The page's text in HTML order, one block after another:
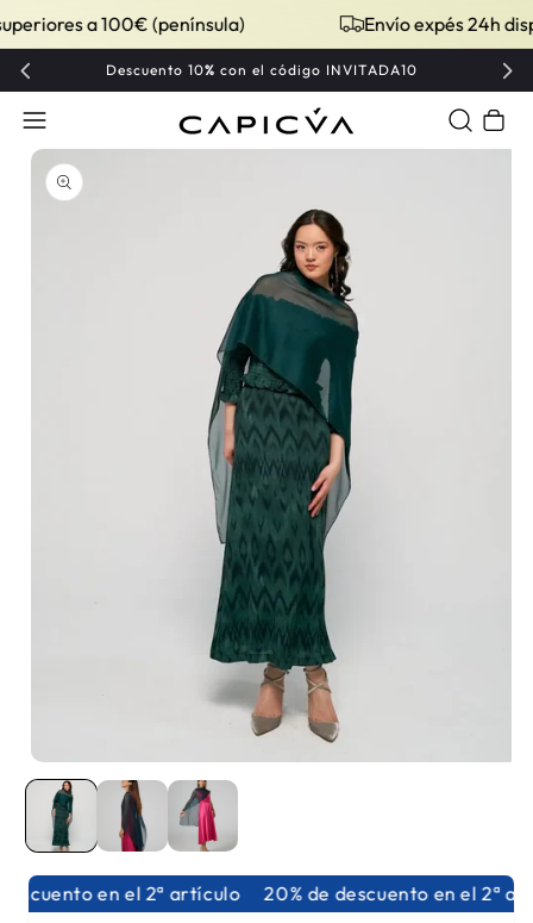
a 100€ (península) Envío expés 24h
Descuento 10% con el código INVITADA10
Carrito
en el 2ª artículo 20% de descuento en el 2ª